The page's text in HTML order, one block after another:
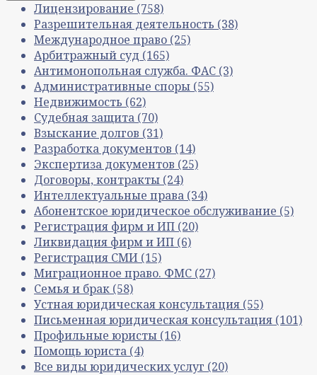
Лицензирование (758)
Разрешительная деятельность (38)
Международное право (25)
Арбитражный суд (165)
Антимонопольная служба. ФАС (3)
Административные споры (55)
Недвижимость (62)
Судебная защита (70)
Взыскание долгов (31)
Разработка документов (14)
Экспертиза документов (25)
Договоры, контракты (24)
Интеллектуальные права (34)
Абонентское юридическое обслуживание (5)
Регистрация фирм и ИП (20)
Ликвидация фирм и ИП (6)
Регистрация СМИ (15)
Миграционное право. ФМС (27)
Семья и брак (58)
Устная юридическая консультация (55)
Письменная юридическая консультация (101)
Профильные юристы (16)
Помощь юриста (4)
Все виды юридических услуг (20)